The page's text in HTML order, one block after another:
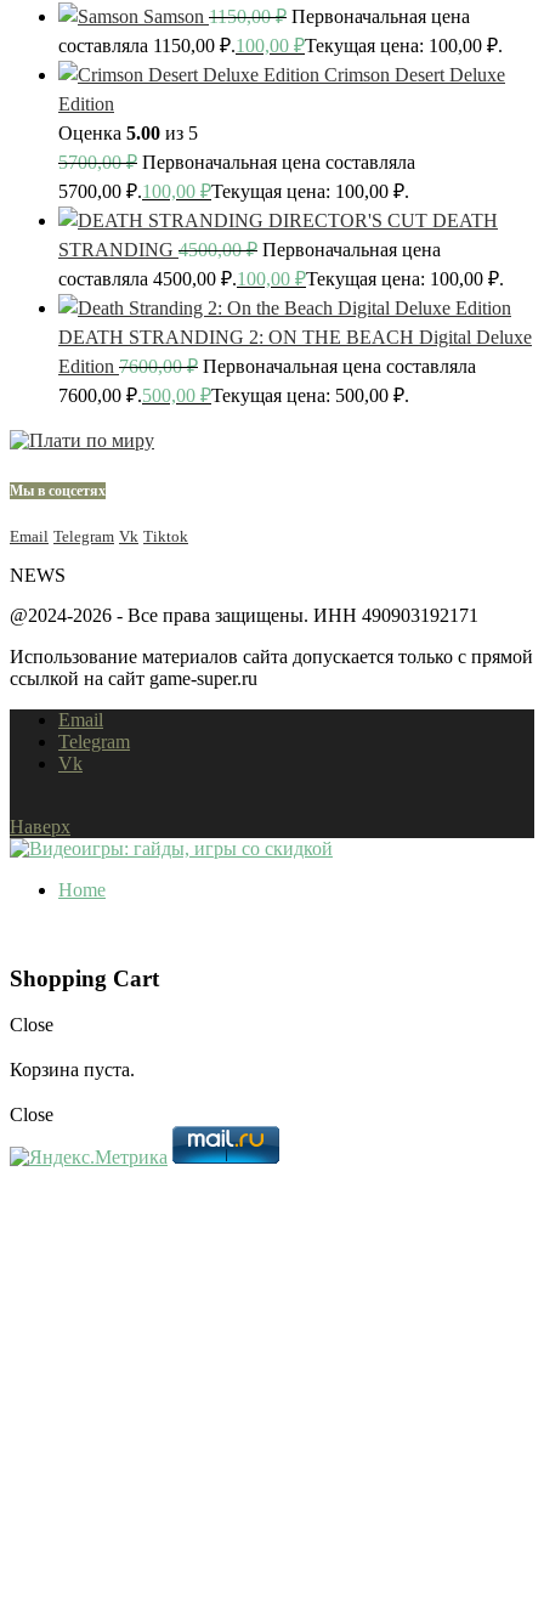
Samson 1150,00₽ Первоначальная цена
составляла 1150,00 ₽.100,00 ₽Текущая цена: 100,00 ₽.
Crimson Desert Deluxe
Edition
Оценка 5.00 из 5
5700,00₽ Первоначальная цена составляла
5700,00 ₽.100,00 ₽Текущая цена: 100,00 ₽.
DEATH
STRANDING 4500,00₽ Первоначальная цена
составляла 4500,00 ₽.100,00 ₽Текущая цена: 100,00 ₽.
DEATH STRANDING 2: ON THE BEACH Digital Deluxe
Edition 7600,00₽ Первоначальная цена составляла
7600,00 ₽.500,00 ₽Текущая цена: 500,00 ₽.
Мы в соцсетях
Email Telegram Vk Tiktok
NEWS
@2024-2026 - Все права защищены. ИНН 490903192171
Использование материалов сайта допускается только с прямой
ссылкой на сайт game-super.ru
Email
Telegram
Vk
Наверх
Home
Shopping Cart
Close
Корзина пуста.
Close